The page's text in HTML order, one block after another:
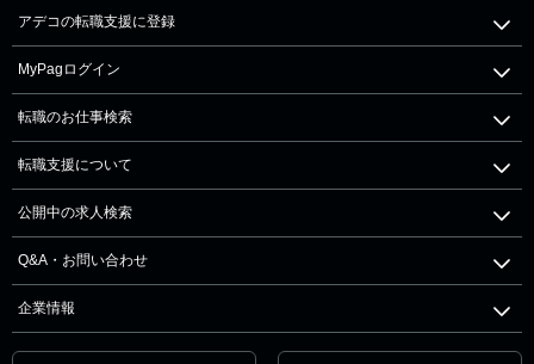
アデコの転職支援に登録
MyPagログイン
転職のお仕事検索
転職支援について
公開中の求人検索
Q&A・お問い合わせ
企業情報